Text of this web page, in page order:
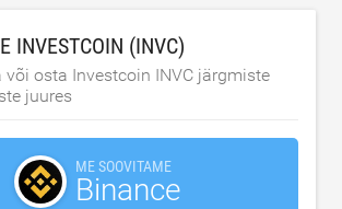
INVESTCOIN (INVC)
või osta Investcoin INVC järgmiste
juures
ME SOOVITAME
Binance